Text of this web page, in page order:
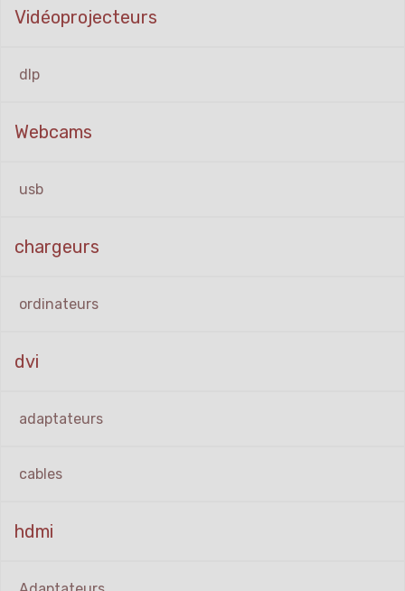
Vidéoprojecteurs
dlp
Webcams
usb
chargeurs
ordinateurs
dvi
adaptateurs
cables
hdmi